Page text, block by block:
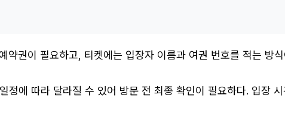
권이 필요하고, 티켓에는 입장자 이름과 여권 번호를 적는 방
에 따라 달라질 수 있어 방문 전 최종 확인이 필요하다. 입장